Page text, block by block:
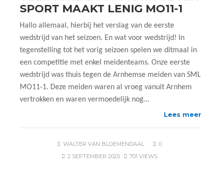
SPORT MAAKT LENIG MO11-1
Hallo allemaal, hierbij het verslag van de eerste
wedstrijd van het seizoen. En wat voor wedstrijd! In
tegenstelling tot het vorig seizoen spelen we ditmaal in
een competitie met enkel meidenteams. Onze eerste
wedstrijd was thuis tegen de Arnhemse meiden van SML
MO11-1. Deze meiden waren al vroeg vanuit Arnhem
vertrokken en waren vermoedelijk nog…
Lees meer
WALTER VAN BLOEMENDAAL
0
2 SEPTEMBER 2025
701 VIEWS